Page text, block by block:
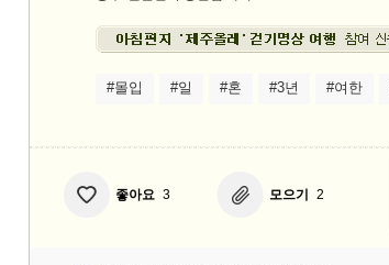
#몰입 #일 #혼 #3년 #여한
좋아요 3 모으기 2